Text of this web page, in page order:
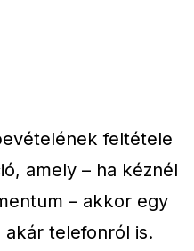
feltétele
amely – ha kéznél
– akkor egy
telefonról is.